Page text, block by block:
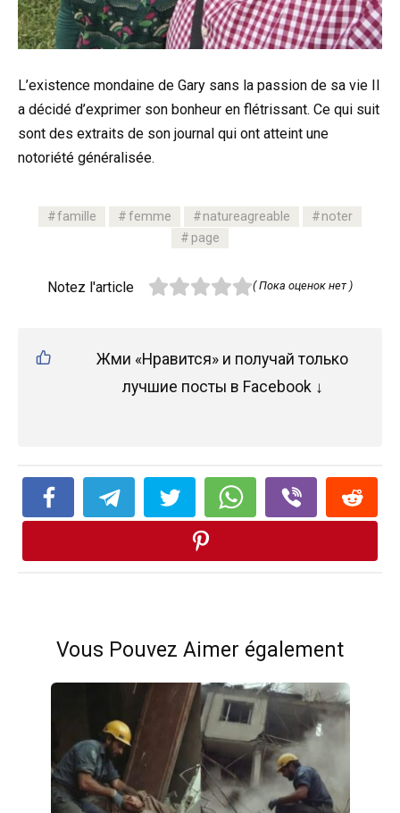
L’existence mondaine de Gary sans la passion de sa vie Il
a décidé d’exprimer son bonheur en flétrissant. Ce qui suit
sont des extraits de son journal qui ont atteint une
notoriété généralisée.
famille femme natureagreable
noter
page
Notez l'article ( Пока оценок нет )
Жми «Нравится» и получай только
лучшие посты в Facebook ↓
Vous Pouvez Aimer également